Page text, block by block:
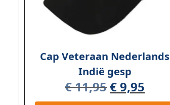
Cap Veteraan Nederlands
Indië gesp
€11,95€9,95